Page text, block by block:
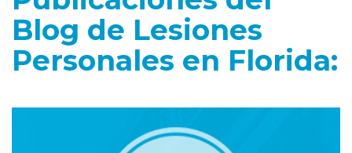
Blog de Lesiones
Personales en Florida: